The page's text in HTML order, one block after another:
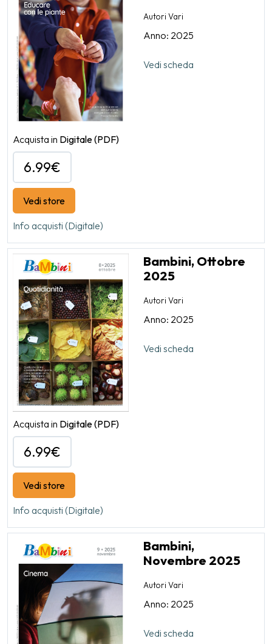
Autori Vari
Anno: 2025
Vedi scheda
Acquista in Digitale(PDF)
6.99€
Vedi store
Info acquisti (Digitale)
Bambini, Ottobre
2025
Autori Vari
Anno: 2025
Vedi scheda
Acquista in Digitale(PDF)
6.99€
Vedi store
Info acquisti (Digitale)
Bambini,
Novembre 2025
Autori Vari
Anno: 2025
Vedi scheda